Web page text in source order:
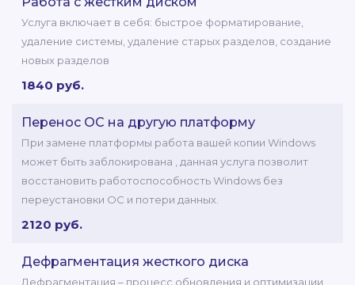
Услуга включает в себя: быстрое форматирование,
удаление системы, удаление старых разделов, создание
новых разделов
1840 руб.
Перенос ОС на другую платформу
При замене платформы работа вашей копии Windows
может быть заблокирована , данная услуга позволит
восстановить работоспособность Windows без
переустановки ОС и потери данных.
2120 руб.
Дефрагментация жесткого диска
Дефрагментация – процесс обновления и оптимизации